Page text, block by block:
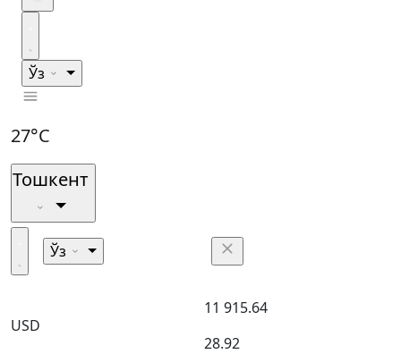
Ўз
27°C
Тошкент
Ўз
USD
11 915.64
28.92